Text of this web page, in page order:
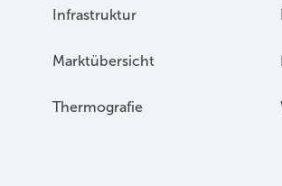
Infrastruktur
Marktübersicht
Thermografie